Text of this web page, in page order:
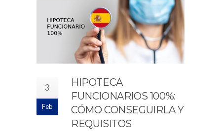
3
Feb
HIPOTECA
FUNCIONARIOS 100%:
CÓMO CONSEGUIRLA Y
REQUISITOS